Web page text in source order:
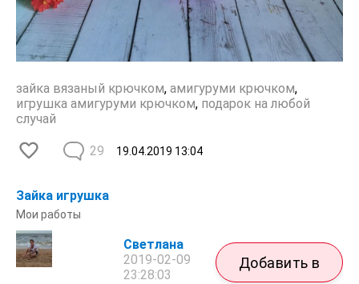
зайка вязаный крючком, амигуруми крючком,
игрушка амигуруми крючком, подарок на любой
случай
19.04.2019 13:04
29
Зайка игрушка
Мои работы
Светлана
2019-02-09
23:28:03
Добавить в